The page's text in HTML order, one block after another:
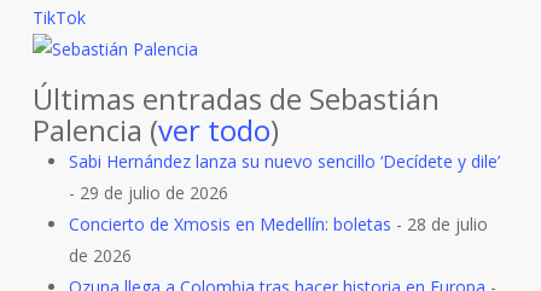
TikTok
Últimas entradas de Sebastián
Palencia (ver todo)
Sabi Hernández lanza su nuevo sencillo ‘Decídete y dile’
- 29 de julio de 2026
Concierto de Xmosis en Medellín: boletas - 28 de julio
de 2026